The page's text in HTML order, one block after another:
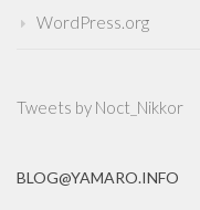
WordPress.org
Tweets by Noct_Nikkor
BLOG@YAMARO.INFO